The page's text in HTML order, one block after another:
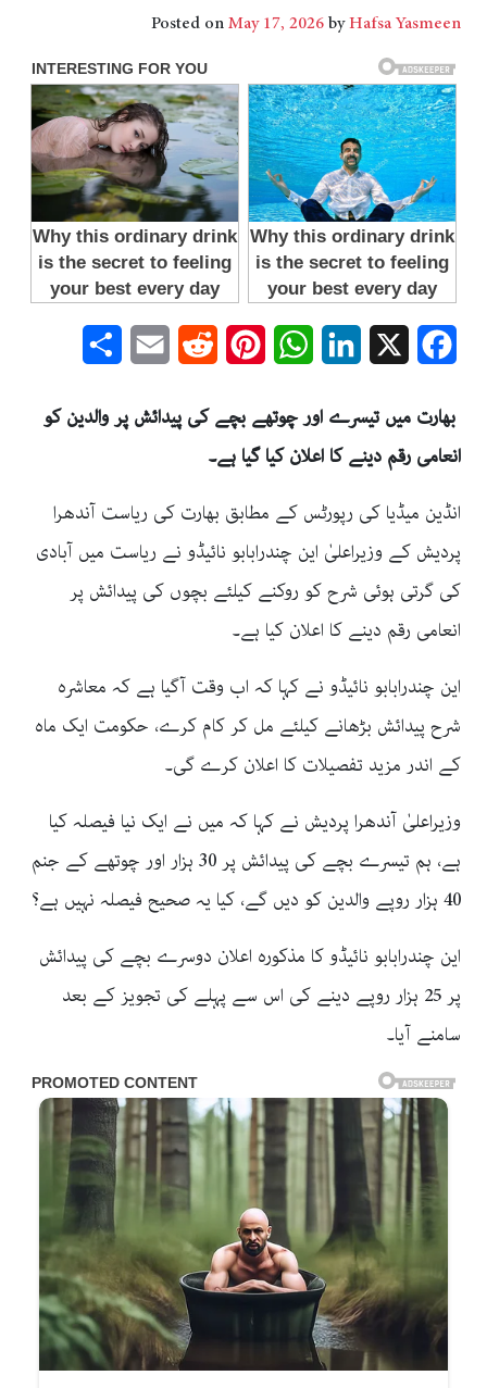
Posted onMay 17, 2026byHafsa Yasmeen
Facebook
LinkedIn
WhatsApp
Pinterest
Reddit
Email
بھارت میں تیسرے اور چوتھے بچے کی پیدائش پر والدین کو
انعامی رقم دینے کا اعلان کیا گیا ہے۔
انڈین میڈیا کی رپورٹس کے مطابق بھارت کی ریاست آندھرا
پردیش کے وزیراعلیٰ این چندرابابو نائیڈو نے ریاست میں آبادی
کی گرتی ہوئی شرح کو روکنے کیلئے بچوں کی پیدائش پر
انعامی رقم دینے کا اعلان کیا ہے۔
این چندرابابو نائیڈو نے کہا کہ اب وقت آگیا ہے کہ معاشرہ
شرح پیدائش بڑھانے کیلئے مل کر کام کرے، حکومت ایک ماہ
کے اندر مزید تفصیلات کا اعلان کرے گی۔
وزیراعلیٰ آندھرا پردیش نے کہا کہ میں نے ایک نیا فیصلہ کیا
ہے، ہم تیسرے بچے کی پیدائش پر 30 ہزار اور چوتھے کے جنم
40 ہزار روپے والدین کو دیں گے، کیا یہ صحیح فیصلہ نہیں ہے؟
این چندرابابو نائیڈو کا مذکورہ اعلان دوسرے بچے کی پیدائش
پر 25 ہزار روپے دینے کی اس سے پہلے کی تجویز کے بعد
سامنے آیا۔